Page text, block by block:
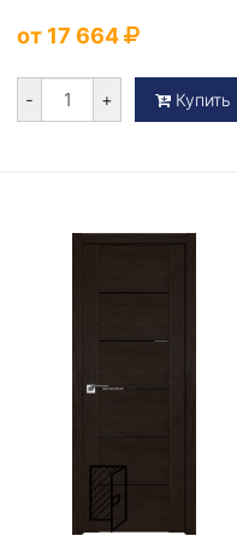
от 17 664
- + Купить